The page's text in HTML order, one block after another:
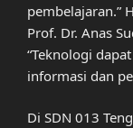
pembelajaran.”
Prof. Dr. Anas
“Teknologi
informasi dan
Di SDN 013